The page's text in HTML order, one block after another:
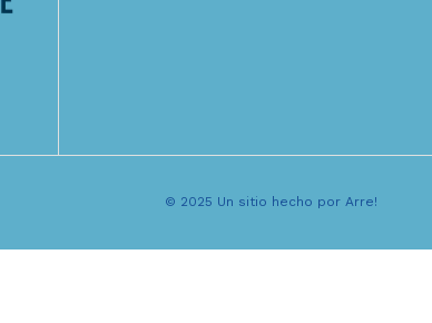
© 2025 Un sitio hecho por Arre!